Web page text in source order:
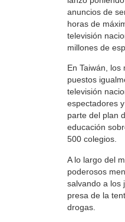
anuncios de
horas de
televisión
millones de
En Taiwán, los
puestos
televisión
espectadores
parte del plan
educación
500 colegios.
A lo largo del
poderosos
salvando a los
presa de la
drogas.